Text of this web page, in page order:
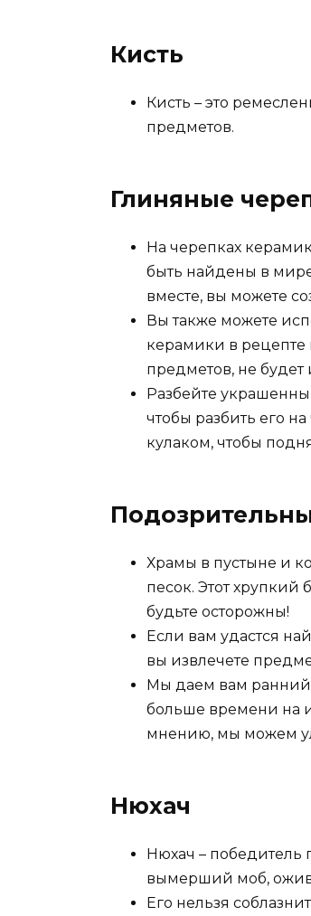
Кисть
Кисть – это
предметов.
Глиняные
На черепках
быть найдены в
вместе, вы можете
Вы также можете
керамики в рецепте
предметов, не
Разбейте
чтобы разбить его
кулаком, чтобы
Храмы в пустыне и
песок. Этот хрупкий
будьте осторожны!
Если вам удастся
вы извлечете
Мы даем вам ранний
больше времени на
мнению, мы можем
Нюхач
Нюхач – победитель
вымерший моб,
Его нельзя